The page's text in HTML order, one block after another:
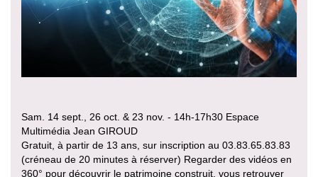
Sam. 14 sept., 26 oct. & 23 nov. - 14h-17h30 Espace
Multimédia Jean GIROUD
Gratuit, à partir de 13 ans, sur inscription au 03.83.65.83.83
(créneau de 20 minutes à réserver) Regarder des vidéos en
360° pour découvrir le patrimoine construit, vous retrouver